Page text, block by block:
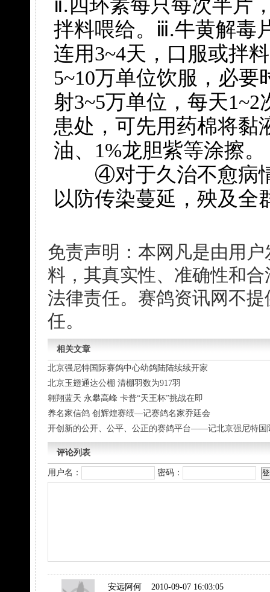
ⅱ.四环素每只每次半片
拌料喂给。ⅲ.牛黄解毒
连用3~4天，口服或拌
5~10万单位饮服，必
射3~5万单位，每天
患处，可先用药棉将黏
油、1%龙胆紫等涂擦。
④对于久治不愈病情
以防传染蔓延，殃及全
免责声明：本网凡是由用
料，其真实性、准确性和
法律责任。赛鸽资讯网不
任。
相关文章
北京强尼特国际赛鸽中心幼鸽陆陆续续开家
北京玉翅通达公棚 清棚羽数为917羽
翱翔蓝天 永攀高峰 卡普“天王杯”挑战在即
养名家信鸽 创辉煌赛绩—记赛鸽名家乔廷会
开创新的公开、公平、公正的赛鸽平台——记北京强尼特国
评论列表
用户名： 密码：
安远阿何 2010-09-07 16:03:05